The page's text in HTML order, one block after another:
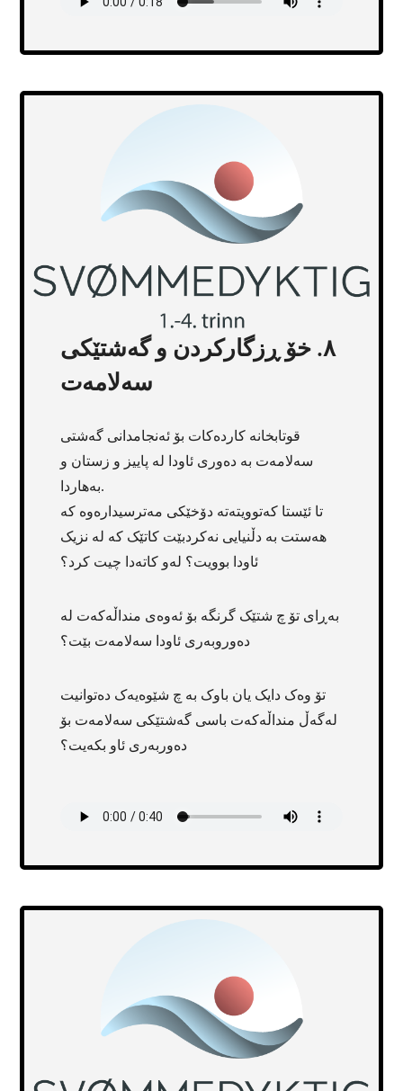
٨. خۆ ڕزگارکردن و گەشتێکی
سەلامەت
قوتابخانە کاردەکات بۆ ئەنجامدانی گەشتی
سەلامەت بە دەوری ئاودا لە پاییز و زستان و
بەهاردا.
تا ئێستا کەتوویتەتە دۆخێکی مەترسیدارەوە کە
هەستت بە دڵنیایی نەکردبێت کاتێک کە لە نزیک
ئاودا بوویت؟ لەو کاتەدا چیت کرد؟
بەڕای تۆ چ شتێک گرنگە بۆ ئەوەی منداڵەکەت لە
دەوروبەری ئاودا سەلامەت بێت؟
تۆ وەک دایک یان باوک بە چ شێوەیەک دەتوانیت
لەگەڵ منداڵەکەت باسی گەشتێکی سەلامەت بۆ
دەوربەری ئاو بکەیت؟